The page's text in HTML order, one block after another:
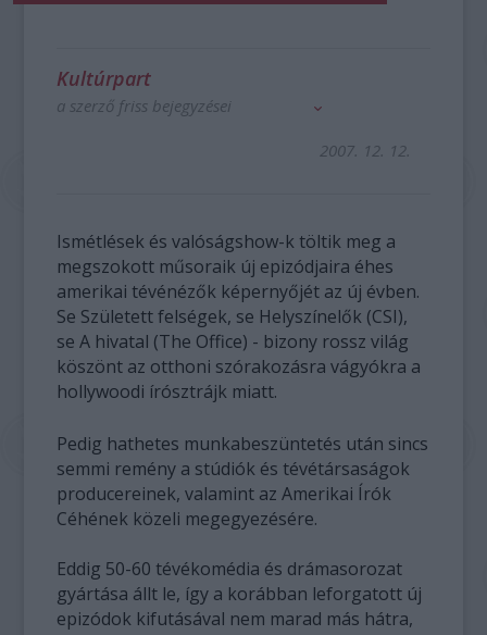
Kultúrpart
a szerző friss bejegyzései
2007. 12. 12.
Ismétlések és valóságshow-k töltik meg a
megszokott műsoraik új epizódjaira éhes
amerikai tévénézők képernyőjét az új évben.
Se Született felségek, se Helyszínelők (CSI),
se A hivatal (The Office) - bizony rossz világ
köszönt az otthoni szórakozásra vágyókra a
hollywoodi írósztrájk miatt.
Pedig hathetes munkabeszüntetés után sincs
semmi remény a stúdiók és tévétársaságok
producereinek, valamint az Amerikai Írók
Céhének közeli megegyezésére.
Eddig 50-60 tévékomédia és drámasorozat
gyártása állt le, így a korábban leforgatott új
epizódok kifutásával nem marad más hátra,